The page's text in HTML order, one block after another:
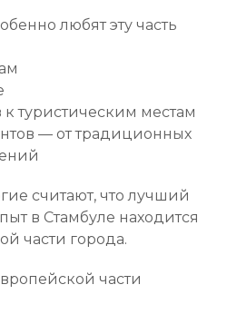
любят эту часть
к туристическим местам
— от традиционных
считают, что лучший
в Стамбуле находится
части города.
части